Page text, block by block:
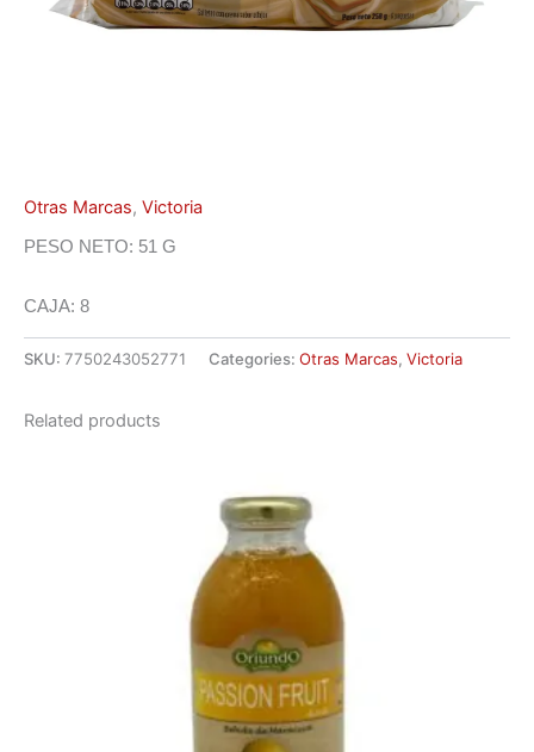
Otras Marcas, Victoria
PESO NETO: 51 G
CAJA: 8
SKU: 7750243052771 Categories: Otras Marcas, Victoria
Related products